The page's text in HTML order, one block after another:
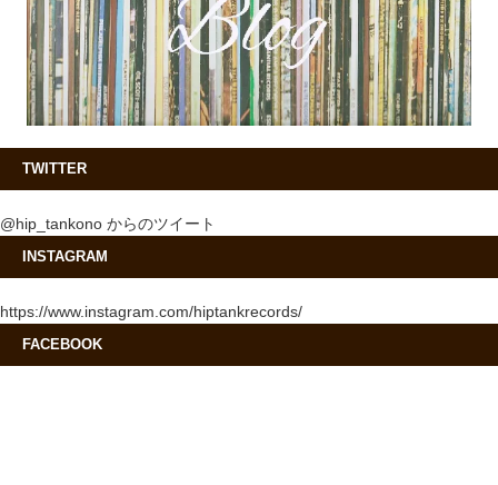
TWITTER
@hip_tankono からのツイート
INSTAGRAM
https://www.instagram.com/hiptankrecords/
FACEBOOK